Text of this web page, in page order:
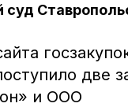
две
и ООО